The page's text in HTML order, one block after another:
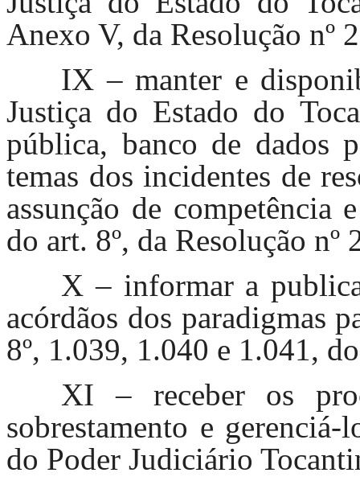
Anexo V, da Resolução nº
IX – manter e
Justiça do Estado do
pública, banco de dados
temas dos incidentes de
assunção de competência
do art. 8º, da Resolução
X – informar a
acórdãos dos paradigmas
8º, 1.039, 1.040 e 1.041,
XI – receber os
sobrestamento e
do Poder Judiciário